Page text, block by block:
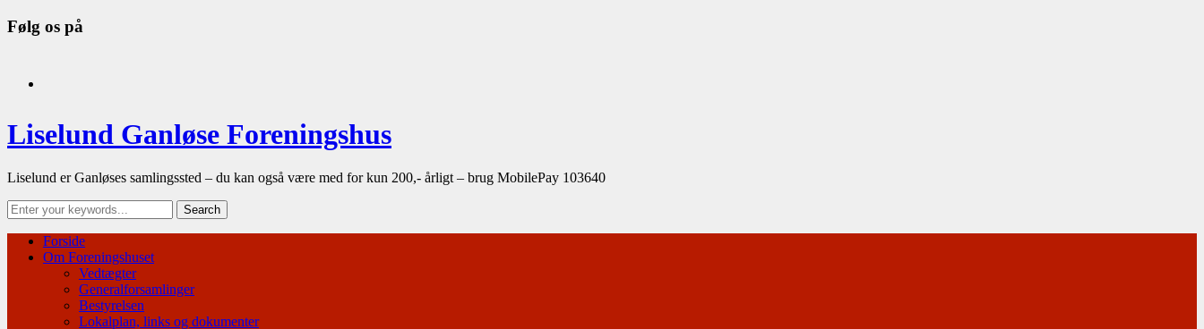
Følg os på
Liselund Ganløse Foreningshus
Liselund er Ganløses samlingssted – du kan også være med for kun 200,- årligt – brug MobilePay 103640
Forside
Om Foreningshuset
Vedtægter
Generalforsamlinger
Bestyrelsen
Lokalplan, links og dokumenter